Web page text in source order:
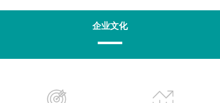
企业文化